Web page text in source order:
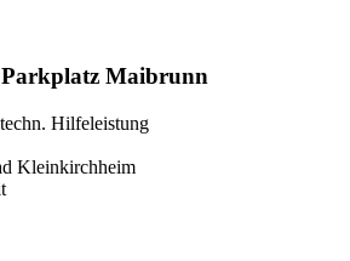
Maibrunn
Hilfeleistung
Kleinkirchheim